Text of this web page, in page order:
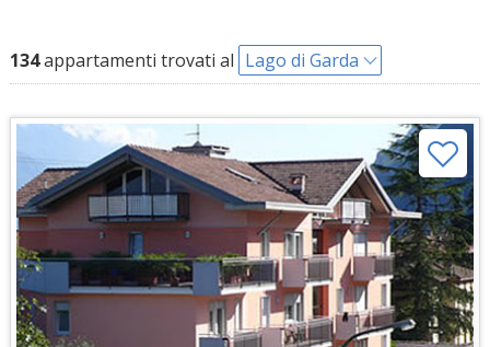
134appartamenti trovati al Lago di Garda